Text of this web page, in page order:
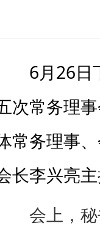
6月26日下
次常务理
常务理事
长李兴亮
会上，秘书